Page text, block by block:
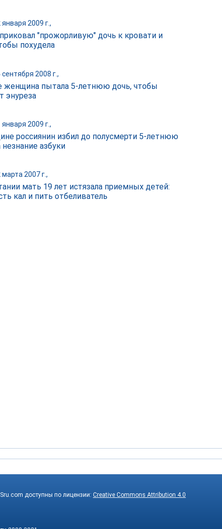
января 2009 г.,
"прожорливую" дочь к кровати и
похудела
сентября 2008 г.,
женщина пытала 5-летнюю дочь, чтобы
энуреза
января 2009 г.,
россиянин избил до полусмерти 5-летнюю
азбуки
марта 2007 г.,
мать 19 лет истязала приемных детей:
кал и пить отбеливатель
доступны по лицензии: Creative Commons Attribution 4.0